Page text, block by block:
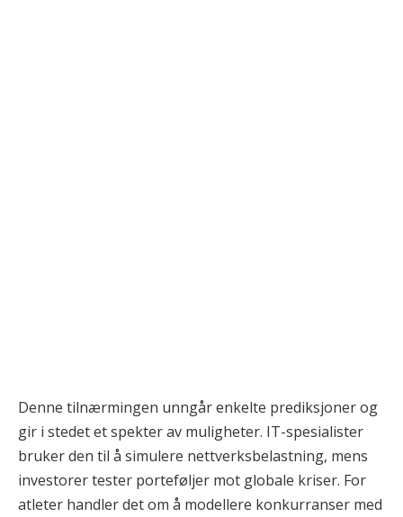
Denne tilnærmingen unngår enkelte prediksjoner og
gir i stedet et spekter av muligheter. IT-spesialister
bruker den til å simulere nettverksbelastning, mens
investorer tester porteføljer mot globale kriser. For
atleter handler det om å modellere konkurranser med